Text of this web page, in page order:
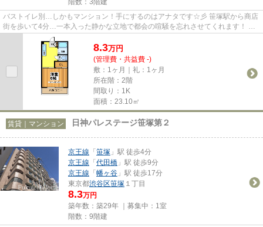
バストイレ別…しかもマンション！手にするのはアナタです☆彡 笹塚駅から商店
街を歩いて4分…一本入った静かな立地で都会の喧騒を忘れさせてくれます！ 広
いキッチンスペースで料理も楽...
8.3万円
(管理費・共益費 -)
敷：1ヶ月｜礼：1ヶ月
所在階：2階
間取り：1K
面積：23.10㎡
賃貸｜マンション 日神パレステージ笹塚第２
京王線 「笹塚 」駅 徒歩4分
京王線 「代田橋 」駅 徒歩9分
京王線 「幡ヶ谷 」駅 徒歩17分
東京都渋谷区笹塚 １丁目
8.3万円
築年数：築29年 ｜募集中： 1室
階数：9階建